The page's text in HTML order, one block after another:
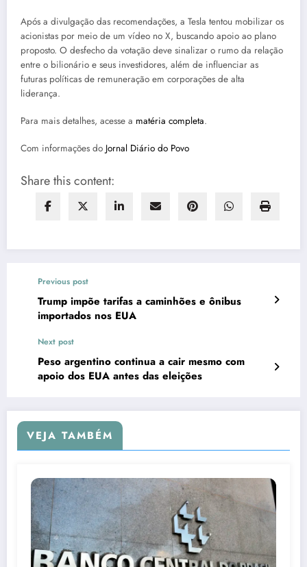
Após a divulgação das recomendações, a Tesla tentou mobilizar os
acionistas por meio de um vídeo no X, buscando apoio ao plano
proposto. O desfecho da votação deve sinalizar o rumo da relação
entre o bilionário e seus investidores, além de influenciar as
futuras políticas de remuneração em corporações de alta
liderança.
Para mais detalhes, acesse a matéria completa.
Com informações do Jornal Diário do Povo
Share this content:
Previous post
Trump impõe tarifas a caminhões e ônibus
importados nos EUA
Next post
Peso argentino continua a cair mesmo com
apoio dos EUA antes das eleições
VEJA TAMBÉM